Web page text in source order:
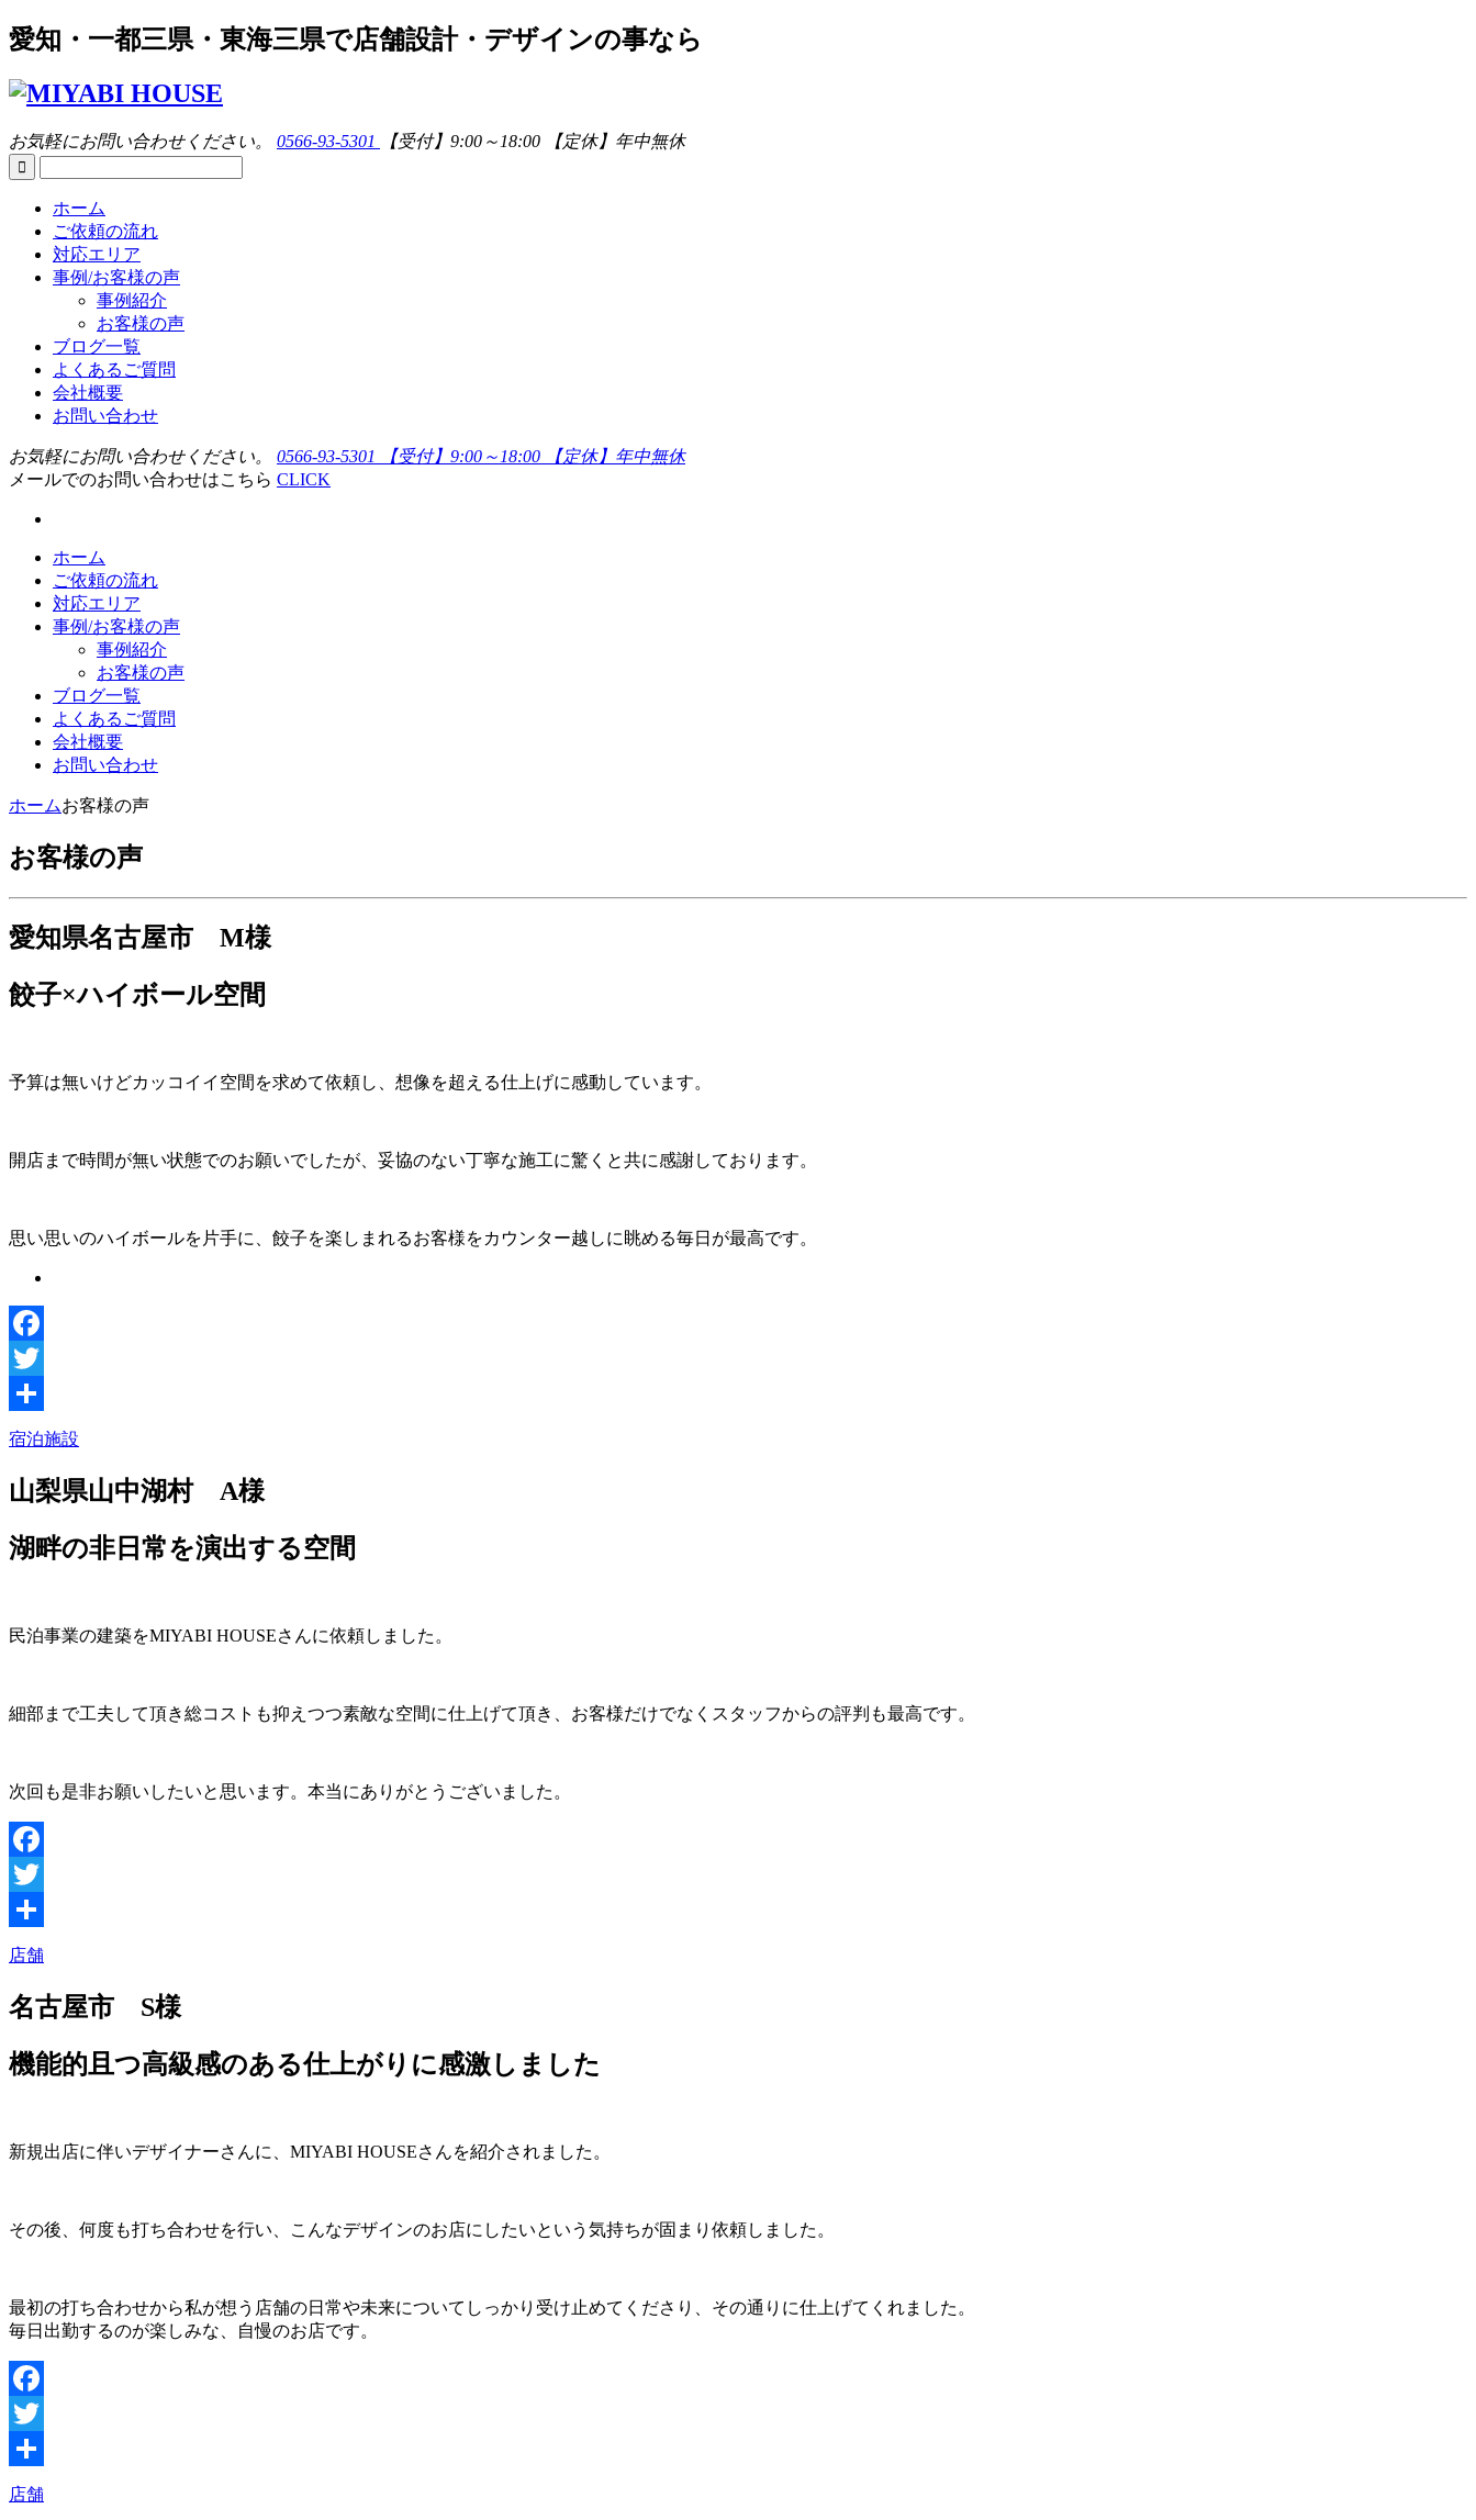
愛知・一都三県・東海三県で店舗設計・デザインの事なら
お気軽にお問い合わせください。 0566-93-5301 【受付】9:00～18:00 【定休】年中無休
ホーム
ご依頼の流れ
対応エリア
事例/お客様の声
事例紹介
お客様の声
ブログ一覧
よくあるご質問
会社概要
お問い合わせ
お気軽にお問い合わせください。 0566-93-5301
【受付】9:00～18:00 【定休】年中無休
メールでのお問い合わせはこちら CLICK
ホーム
ご依頼の流れ
対応エリア
事例/お客様の声
事例紹介
お客様の声
ブログ一覧
よくあるご質問
会社概要
お問い合わせ
ホームお客様の声
お客様の声
愛知県名古屋市 M様
餃子×ハイボール空間
予算は無いけどカッコイイ空間を求めて依頼し、想像を超える仕上げに感動しています。
開店まで時間が無い状態でのお願いでしたが、妥協のない丁寧な施工に驚くと共に感謝しております。
思い思いのハイボールを片手に、餃子を楽しまれるお客様をカウンター越しに眺める毎日が最高です。
Facebook
Twitter
共
宿泊施設
山梨県山中湖村 A様
湖畔の非日常を演出する空間
民泊事業の建築をMIYABI HOUSEさんに依頼しました。
細部まで工夫して頂き総コストも抑えつつ素敵な空間に仕上げて頂き、お客様だけでなくスタッフからの評判も最高です。
次回も是非お願いしたいと思います。本当にありがとうございました。
Facebook
Twitter
共
店舗
名古屋市 S様
機能的且つ高級感のある仕上がりに感激しました
新規出店に伴いデザイナーさんに、MIYABI HOUSEさんを紹介されました。
その後、何度も打ち合わせを行い、こんなデザインのお店にしたいという気持ちが固まり依頼しました。
最初の打ち合わせから私が想う店舗の日常や未来についてしっかり受け止めてくださり、その通りに仕上げてくれました。
毎日出勤するのが楽しみな、自慢のお店です。
Facebook
Twitter
共
店舗